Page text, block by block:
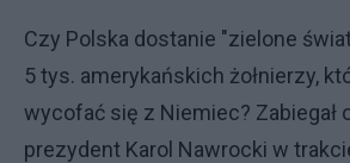
Czy Polska dostanie "zielone
5 tys. amerykańskich żołnierzy,
wycofać się z Niemiec? Zabiegał
prezydent Karol Nawrocki w